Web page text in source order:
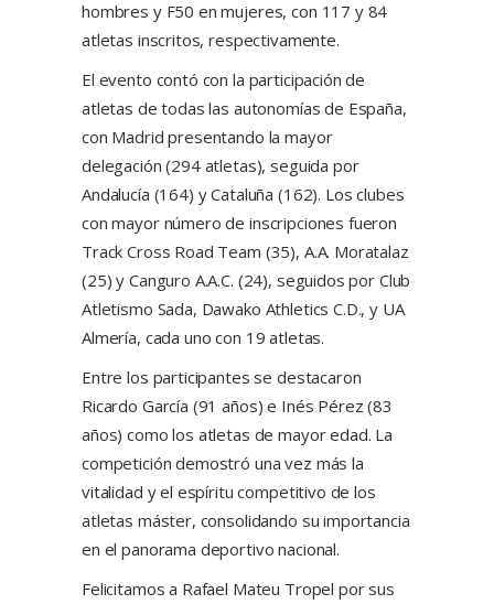
hombres y F50 en mujeres, con 117 y 84
atletas inscritos, respectivamente.
El evento contó con la participación de
atletas de todas las autonomías de España,
con Madrid presentando la mayor
delegación (294 atletas), seguida por
Andalucía (164) y Cataluña (162). Los clubes
con mayor número de inscripciones fueron
Track Cross Road Team (35), A.A. Moratalaz
(25) y Canguro A.A.C. (24), seguidos por Club
Atletismo Sada, Dawako Athletics C.D., y UA
Almería, cada uno con 19 atletas.
Entre los participantes se destacaron
Ricardo García (91 años) e Inés Pérez (83
años) como los atletas de mayor edad. La
competición demostró una vez más la
vitalidad y el espíritu competitivo de los
atletas máster, consolidando su importancia
en el panorama deportivo nacional.
Felicitamos a Rafael Mateu Tropel por sus